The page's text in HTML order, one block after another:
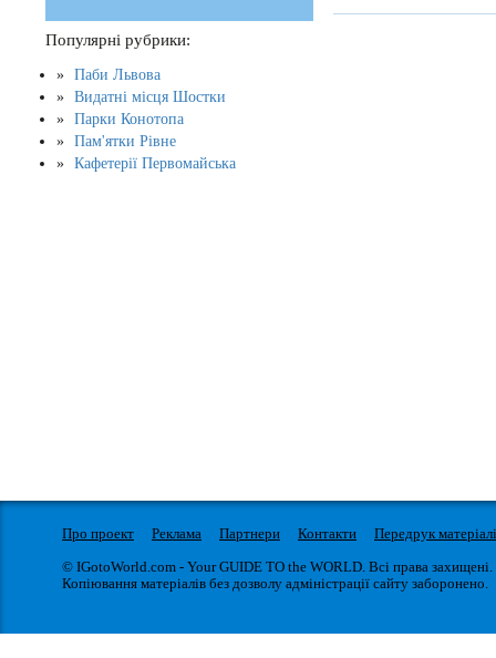
Популярні рубрики:
Паби Львова
Видатні місця Шостки
Парки Конотопа
Пам'ятки Рівне
Кафетерії Первомайська
Про проект Реклама Партнери Контакти
Передрук
© IGotoWorld.com - Your GUIDE TO the WORLD. Всі права захищені.
Копіювання матеріалів без дозволу адміністрації сайту заборонено.